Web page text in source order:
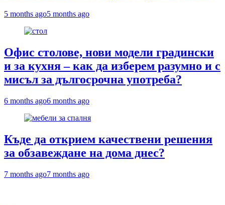
5 months ago5 months ago
Офис столове, нови модели градински
и за кухня – как да изберем разумно и с
мисъл за дългосрочна употреба?
6 months ago6 months ago
Къде да открием качествени решения
за обзавеждане на дома днес?
7 months ago7 months ago